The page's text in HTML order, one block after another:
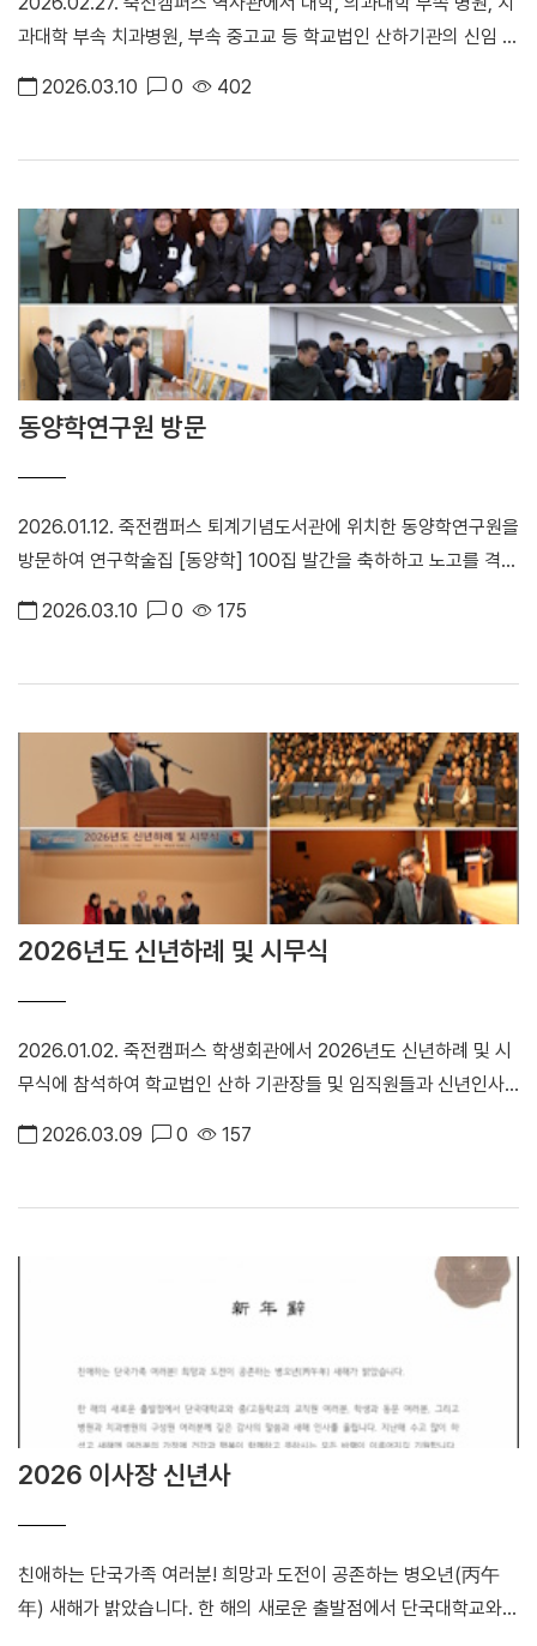
과대학 부속 치과병원, 부속 중고교 등 학교법인 산하기관의 신임 교
2026.03.10 0 402
동양학연구원 방문
2026.01.12. 죽전캠퍼스 퇴계기념도서관에 위치한 동양학연구원을
방문하여 연구학술집 [동양학] 100집 발간을 축하하고 노고를 격려
2026.03.10 0 175
2026년도 신년하례 및 시무식
2026.01.02. 죽전캠퍼스 학생회관에서 2026년도 신년하례 및 시
무식에 참석하여 학교법인 산하 기관장들 및 임직원들과 신년인사
2026.03.09 0 157
2026 이사장 신년사
친애하는 단국가족 여러분! 희망과 도전이 공존하는 병오년(丙午
年) 새해가 밝았습니다. 한 해의 새로운 출발점에서 단국대학교와